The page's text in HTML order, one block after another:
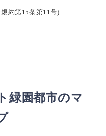
約第15条第11号)
緑園都市のマ